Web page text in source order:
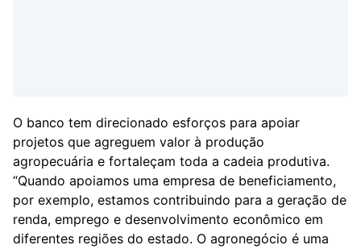
O banco tem direcionado esforços para apoiar
projetos que agreguem valor à produção
agropecuária e fortaleçam toda a cadeia produtiva.
“Quando apoiamos uma empresa de beneficiamento,
por exemplo, estamos contribuindo para a geração de
renda, emprego e desenvolvimento econômico em
diferentes regiões do estado. O agronegócio é uma